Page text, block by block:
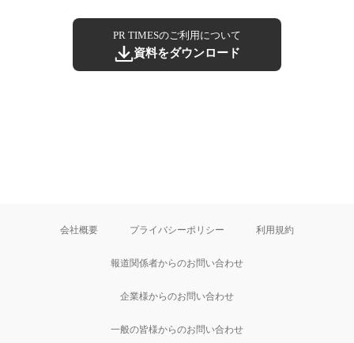
PR TIMESのご利用について
資料をダウンロード
会社概要 プライバシーポリシー 利用規約
報道関係者からのお問い合わせ
企業様からのお問い合わせ
一般の皆様からのお問い合わせ